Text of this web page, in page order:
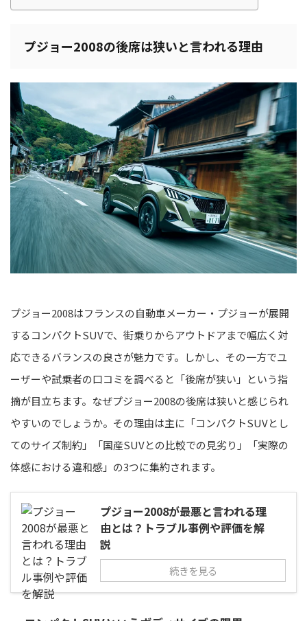
プジョー2008の後席は狭いと言われる理由
プジョー2008はフランスの自動車メーカー・プジョーが展開
するコンパクトSUVで、街乗りからアウトドアまで幅広く対
応できるバランスの良さが魅力です。しかし、その一方でユ
ーザーや試乗者の口コミを調べると「後席が狭い」という指
摘が目立ちます。なぜプジョー2008の後席は狭いと感じられ
やすいのでしょうか。その理由は主に「コンパクトSUVとし
てのサイズ制約」「国産SUVとの比較での見劣り」「実際の
体感における違和感」の3つに集約されます。
プジョー2008が最悪と言われる理
由とは？トラブル事例や評価を解
説
続きを見る